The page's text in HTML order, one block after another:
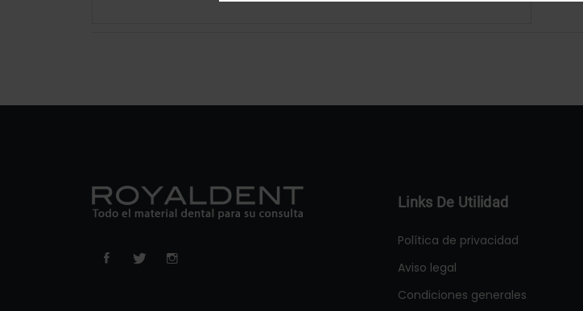
Links De Utilidad
Política de privacidad
Aviso legal
Condiciones generales